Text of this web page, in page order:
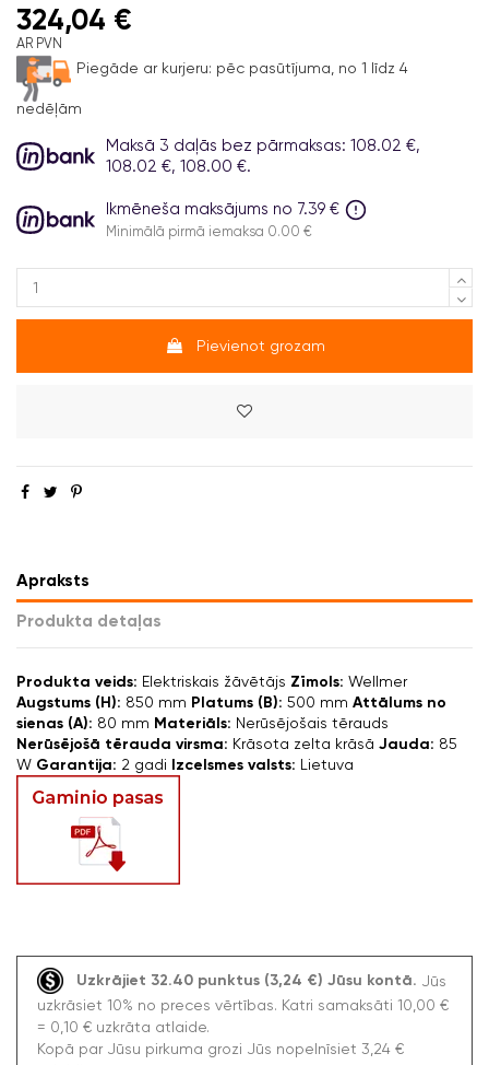
324,04 €
AR PVN
Piegāde ar kurjeru: pēc pasūtījuma, no 1 līdz 4
nedēļām
Maksā 3 daļās bez pārmaksas: 108.02 €,
108.02 €, 108.00 €.
Ikmēneša maksājums no 7.39 €
Minimālā pirmā iemaksa 0.00 €
Pievienot grozam
Apraksts
Produkta detaļas
Produkta veids: Elektriskais žāvētājs Zīmols: Wellmer
Augstums (H): 850 mm Platums (B): 500 mm Attālums no
sienas (A): 80 mm Materiāls: Nerūsējošais tērauds
Nerūsējošā tērauda virsma: Krāsota zelta krāsā Jauda: 85
W Garantija: 2 gadi Izcelsmes valsts: Lietuva
Uzkrājiet 32.40 punktus (3,24 €) Jūsu kontā. Jūs
uzkrāsiet 10% no preces vērtības. Katri samaksāti 10,00 €
= 0,10 € uzkrāta atlaide.
Kopā par Jūsu pirkuma grozi Jūs nopelnīsiet 3,24 €